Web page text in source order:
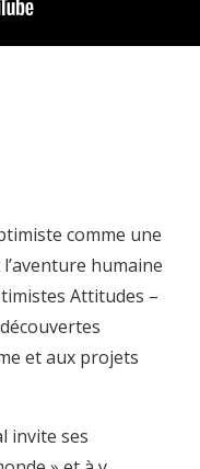
comme une
humaine
Attitudes –
et aux projets
invite ses